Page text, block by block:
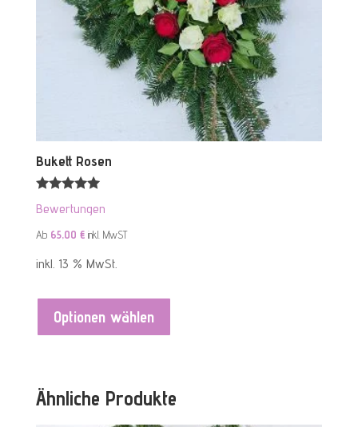
Bukett Rosen
5.00
Bewertungen
Ab 65,00 € inkl. MwST
inkl. 13 % MwSt.
Optionen wählen
Ähnliche Produkte